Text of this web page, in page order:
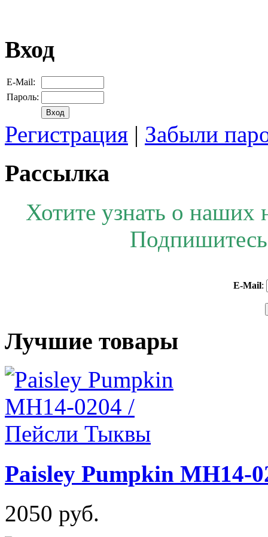
Вход
E-Mail:
Пароль:
Регистрация | Забыли
Рассылка
Хотите узнать о наших
E-Mail:
Лучшие товары
Paisley Pumpkin MH14-
2050 руб.